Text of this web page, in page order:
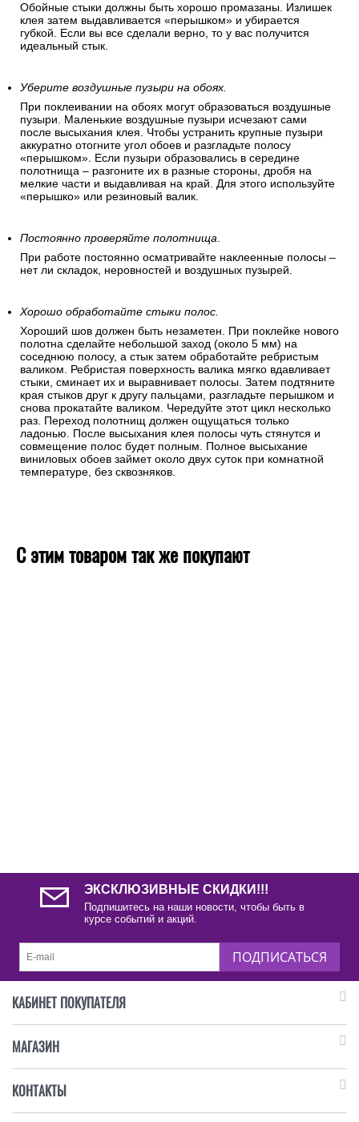
Обойные стыки должны быть хорошо промазаны. Излишек
клея затем выдавливается «перышком» и убирается
губкой. Если вы все сделали верно, то у вас получится
идеальный стык.
Уберите воздушные пузыри на обоях.
При поклеивании на обоях могут образоваться воздушные
пузыри. Маленькие воздушные пузыри исчезают сами
после высыхания клея. Чтобы устранить крупные пузыри
аккуратно отогните угол обоев и разгладьте полосу
«перышком». Если пузыри образовались в середине
полотнища – разгоните их в разные стороны, дробя на
мелкие части и выдавливая на край. Для этого используйте
«перышко» или резиновый валик.
Постоянно проверяйте полотнища.
При работе постоянно осматривайте наклеенные полосы –
нет ли складок, неровностей и воздушных пузырей.
Хорошо обработайте стыки полос.
Хороший шов должен быть незаметен. При поклейке нового
полотна сделайте небольшой заход (около 5 мм) на
соседнюю полосу, а стык затем обработайте ребристым
валиком. Ребристая поверхность валика мягко вдавливает
стыки, сминает их и выравнивает полосы. Затем подтяните
края стыков друг к другу пальцами, разгладьте перышком и
снова прокатайте валиком. Чередуйте этот цикл несколько
раз. Переход полотнищ должен ощущаться только
ладонью. После высыхания клея полосы чуть стянутся и
совмещение полос будет полным. Полное высыхание
виниловых обоев займет около двух суток при комнатной
температуре, без сквозняков.
С этим товаром так же покупают
ЭКСКЛЮЗИВНЫЕ СКИДКИ!!!
Подпишитесь на наши новости, чтобы быть в
курсе событий и акций.
ПОДПИСАТЬСЯ
КАБИНЕТ ПОКУПАТЕЛЯ
МАГАЗИН
КОНТАКТЫ